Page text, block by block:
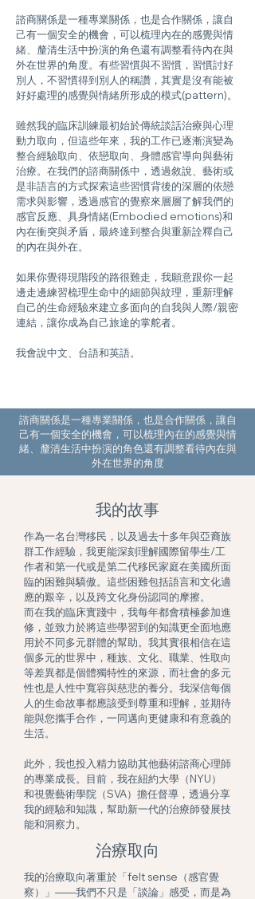
諮商關係是一種專業關係，也是合作關係，讓自
己有一個安全的機會，可以梳理內在的感覺與情
緒、釐清生活中扮演的角色還有調整看待內在與
外在世界的角度。有些習慣與不習慣，習慣討好
別人，不習慣得到別人的稱讚，其實是沒有能被
好好處理的感覺與情緒所形成的模式(pattern)。
雖然我的臨床訓練最初始於傳統談話治療與心理
動力取向，但這些年來，我的工作已逐漸演變為
整合經驗取向、依戀取向、身體感官導向與藝術
治療。在我們的諮商關係中，透過敘說、藝術或
是非語言的方式探索這些習慣背後的深層的依戀
需求與影響，透過感官的覺察來層層了解我們的
感官反應、具身情緒(Embodied emotions)和
內在衝突與矛盾，最終達到整合與重新詮釋自己
的內在與外在。
如果你覺得現階段的路很難走，我願意跟你一起
邊走邊練習梳理生命中的細節與紋理，重新理解
自己的生命經驗來建立多面向的自我與人際/親密
連結，讓你成為自己旅途的掌舵者。
我會說中文、台語和英語。
諮商關係是一種專業關係，也是合作關係，讓自
己有一個安全的機會，可以梳理內在的感覺與情
緒、釐清生活中扮演的角色還有調整看待內在與
外在世界的角度
我的故事
作為一名台灣移民，以及過去十多年與亞裔族
群工作經驗，我更能深刻理解國際留學生/工
作者和第一代或是第二代移民家庭在美國所面
臨的困難與驕傲。這些困難包括語言和文化適
應的艱辛，以及跨文化身份認同的摩擦。
而在我的臨床實踐中，我每年都會積極參加進
修，並致力於將這些學習到的知識更全面地應
用於不同多元群體的幫助。我其實很相信在這
個多元的世界中，種族、文化、職業、性取向
等差異都是個體獨特性的來源，而社會的多元
性也是人性中寬容與慈悲的養分。我深信每個
人的生命故事都應該受到尊重和理解，並期待
能與您攜手合作，一同邁向更健康和有意義的
生活。
此外，我也投入精力協助其他藝術諮商心理師
的專業成長。目前，我在紐約大學（NYU）
和視覺藝術學院（SVA）擔任督導，透過分享
我的經驗和知識，幫助新一代的治療師發展技
能和洞察力。
治療取向
我的治療取向著重於「felt sense（感官覺
察）」——我們不只是「談論」感受，而是為